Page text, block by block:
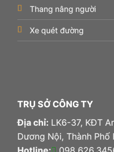
Thang nâng người
Xe quét đường
TRỤ SỞ CÔNG TY
Địa chỉ: LK6-37, KĐT
Dương Nội, Thành Phố